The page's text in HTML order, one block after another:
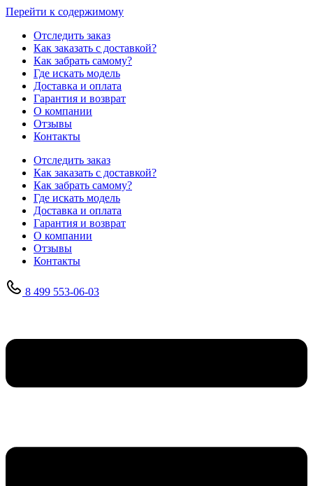
Перейти к содержимому
Отследить заказ
Как заказать с доставкой?
Как забрать самому?
Где искать модель
Доставка и оплата
Гарантия и возврат
О компании
Отзывы
Контакты
Отследить заказ
Как заказать с доставкой?
Как забрать самому?
Где искать модель
Доставка и оплата
Гарантия и возврат
О компании
Отзывы
Контакты
8 499 553-06-03